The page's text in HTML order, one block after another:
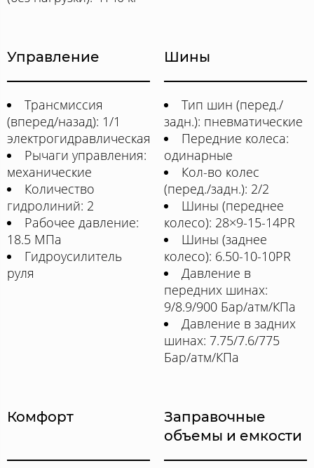
Управление
Трансмиссия
(вперед/назад): 1/1
электрогидравлическая
Рычаги управления:
механические
Количество
гидролиний: 2
Рабочее давление:
18.5 МПа
Гидроусилитель
руля
Шины
Тип шин (перед./
задн.): пневматические
Передние колеса:
одинарные
Кол-во колес
(перед./задн.): 2/2
Шины (переднее
колесо): 28×9-15-14PR
Шины (заднее
колесо): 6.50-10-10PR
Давление в
передних шинах:
9/8.9/900 Бар/атм/КПа
Давление в задних
шинах: 7.75/7.6/775
Бар/атм/КПа
Комфорт
Заправочные
объемы и емкости